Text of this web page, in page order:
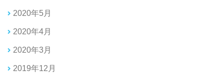
2020年5月
2020年4月
2020年3月
2019年12月